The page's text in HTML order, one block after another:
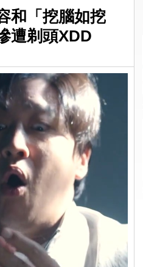
和「挖腦如挖
遭剃頭XDD